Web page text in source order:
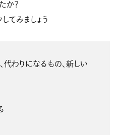
か？
てみましょう
わりになるもの、新しい